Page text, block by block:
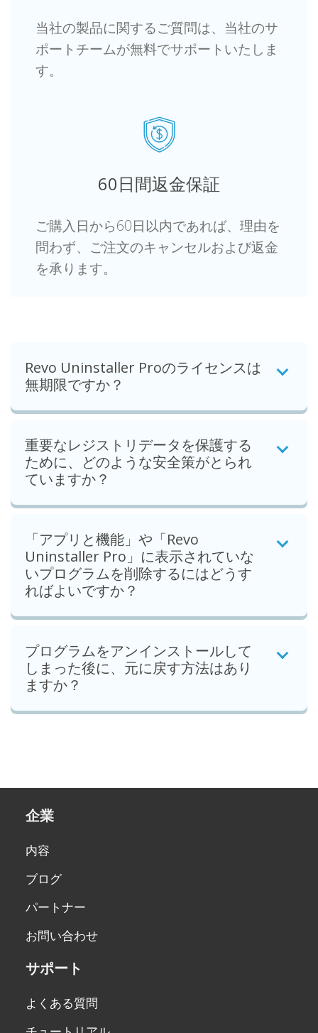
当社の製品に関するご質問は、当社のサ
ポートチームが無料でサポートいたしま
す。
60日間返金保証
ご購入日から60日以内であれば、理由を
問わず、ご注文のキャンセルおよび返金
を承ります。
Revo Uninstaller Proのライセンスは
無期限ですか？
重要なレジストリデータを保護する
ために、どのような安全策がとられ
ていますか？
「アプリと機能」や「Revo
Uninstaller Pro」に表示されていな
いプログラムを削除するにはどうす
ればよいですか？
プログラムをアンインストールして
しまった後に、元に戻す方法はあり
ますか？
企業
内容
ブログ
パートナー
お問い合わせ
サポート
よくある質問